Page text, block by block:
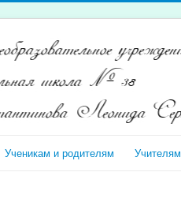
Ученикам и родителям Учителям